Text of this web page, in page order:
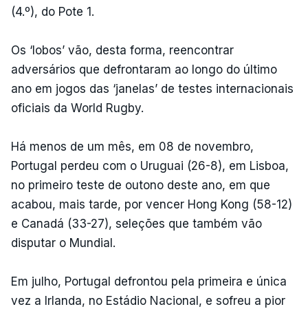
(4.º), do Pote 1.
Os ‘lobos’ vão, desta forma, reencontrar
adversários que defrontaram ao longo do último
ano em jogos das ‘janelas’ de testes internacionais
oficiais da World Rugby.
Há menos de um mês, em 08 de novembro,
Portugal perdeu com o Uruguai (26-8), em Lisboa,
no primeiro teste de outono deste ano, em que
acabou, mais tarde, por vencer Hong Kong (58-12)
e Canadá (33-27), seleções que também vão
disputar o Mundial.
Em julho, Portugal defrontou pela primeira e única
vez a Irlanda, no Estádio Nacional, e sofreu a pior